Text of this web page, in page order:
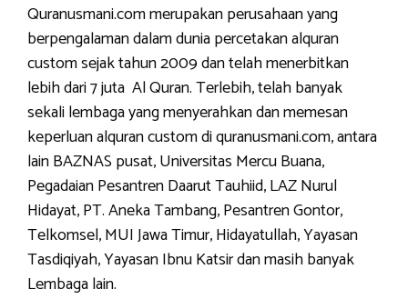
Quranusmani.com merupakan perusahaan yang
berpengalaman dalam dunia percetakan alquran
custom sejak tahun 2009 dan telah menerbitkan
lebih dari 7 juta Al Quran. Terlebih, telah banyak
sekali lembaga yang menyerahkan dan memesan
keperluan alquran custom di quranusmani.com, antara
lain BAZNAS pusat, Universitas Mercu Buana,
Pegadaian Pesantren Daarut Tauhiid, LAZ Nurul
Hidayat, PT. Aneka Tambang, Pesantren Gontor,
Telkomsel, MUI Jawa Timur, Hidayatullah, Yayasan
Tasdiqiyah, Yayasan Ibnu Katsir dan masih banyak
Lembaga lain.